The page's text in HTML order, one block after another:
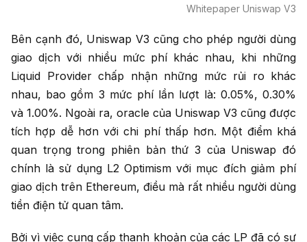
Whitepaper Uniswap V3
Bên cạnh đó, Uniswap V3 cũng cho phép người dùng
giao dịch với nhiều mức phí khác nhau, khi những
Liquid Provider chấp nhận những mức rủi ro khác
nhau, bao gồm 3 mức phí lần lượt là: 0.05%, 0.30%
và 1.00%. Ngoài ra, oracle của Uniswap V3 cũng được
tích hợp dễ hơn với chi phí thấp hơn. Một điểm khá
quan trọng trong phiên bản thứ 3 của Uniswap đó
chính là sử dụng L2 Optimism với mục đích giảm phí
giao dịch trên Ethereum, điều mà rất nhiều người dùng
tiền điện tử quan tâm.
Bởi vì việc cung cấp thanh khoản của các LP đã có sự